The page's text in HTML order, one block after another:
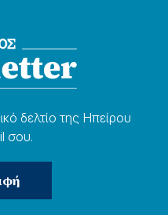
δελτίο της Ηπείρου
σου.